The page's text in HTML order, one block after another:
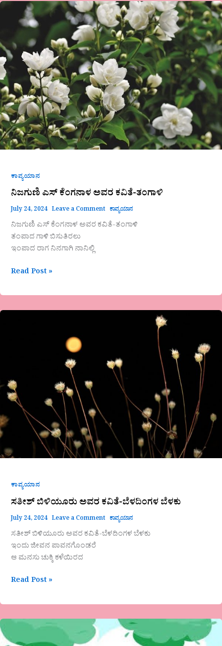
ಕಾವ್ಯಯಾನ
ನಿಜಗುಣಿ ಎಸ್ ಕೆಂಗನಾಳ ಅವರ ಕವಿತೆ-ತಂಗಾಳಿ
July 24, 2024 Leave a Comment ಕಾವ್ಯಯಾನ
ನಿಜಗುಣಿ ಎಸ್ ಕೆಂಗನಾಳ ಅವರ ಕವಿತೆ-ತಂಗಾಳಿ
ತಂಪಾದ ಗಾಳಿ ಬಿಸುತಿರಲು
ಇಂಪಾದ ರಾಗ ನಿನಗಾಗಿ ನಾನಿಲ್ಲಿ
ನಿಜಗುಣಿ
ಎಸ್
ಕೆಂಗನಾಳ
ಅವರ
ಕವಿತೆ-
ತಂಗಾಳಿ
Read Post »
ಕಾವ್ಯಯಾನ
ಸತೀಶ್ ಬಿಳಿಯೂರು ಅವರ ಕವಿತೆ-ಬೆಳದಿಂಗಳ ಬೆಳಕು
July 24, 2024 Leave a Comment ಕಾವ್ಯಯಾನ
ಸತೀಶ್ ಬಿಳಿಯೂರು ಅವರ ಕವಿತೆ-ಬೆಳದಿಂಗಳ ಬೆಳಕು
ಇಂದು ಜೀವನ ಪಾವನಗೊಂಡರೆ
ಆ ಮನಸು ಚುಕ್ಕಿ ಕಳೆಯಿರದ
Read Post »
ಅನಸೂಯ